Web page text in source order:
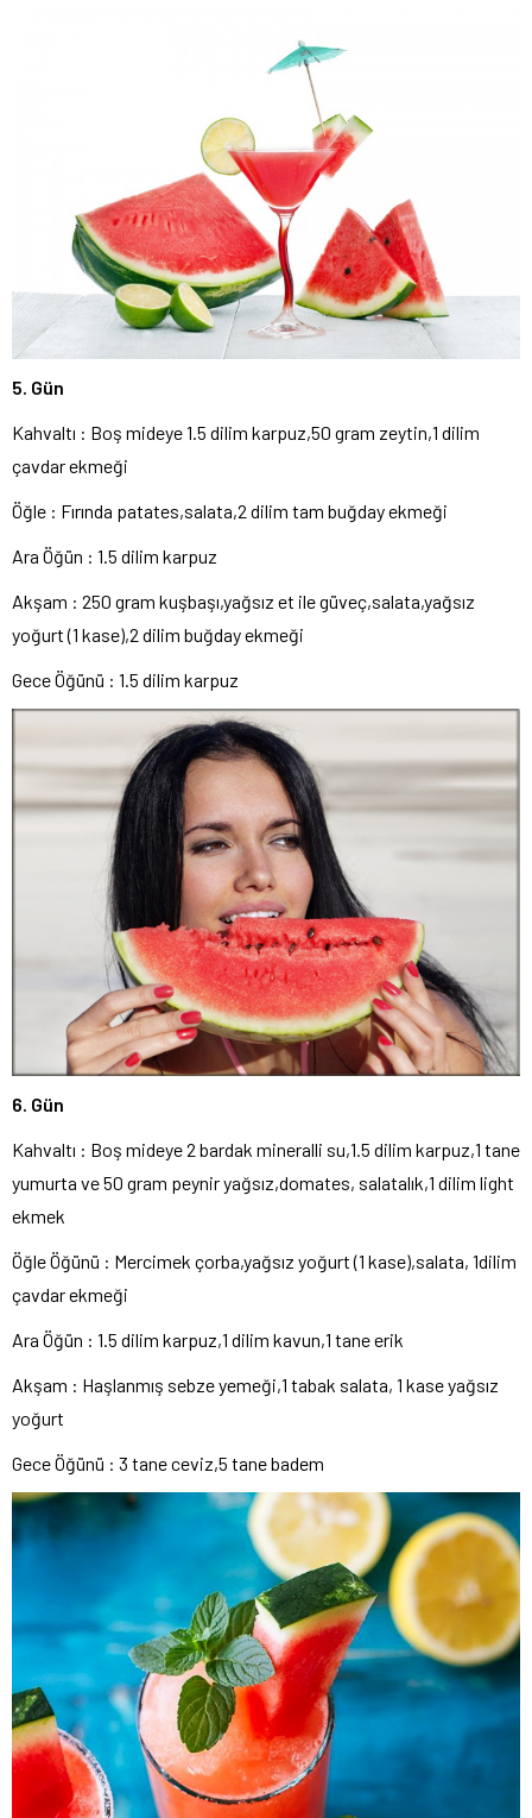
5. Gün
Kahvaltı : Boş mideye 1.5 dilim karpuz,50 gram zeytin,1 dilim
çavdar ekmeği
Öğle : Fırında patates,salata,2 dilim tam buğday ekmeği
Ara Öğün : 1.5 dilim karpuz
Akşam : 250 gram kuşbaşı,yağsız et ile güveç,salata,yağsız
yoğurt (1 kase),2 dilim buğday ekmeği
Gece Öğünü : 1.5 dilim karpuz
6. Gün
Kahvaltı : Boş mideye 2 bardak mineralli su,1.5 dilim karpuz,1 tane
yumurta ve 50 gram peynir yağsız,domates, salatalık,1 dilim light
ekmek
Öğle Öğünü : Mercimek çorba,yağsız yoğurt (1 kase),salata, 1dilim
çavdar ekmeği
Ara Öğün : 1.5 dilim karpuz,1 dilim kavun,1 tane erik
Akşam : Haşlanmış sebze yemeği,1 tabak salata, 1 kase yağsız
yoğurt
Gece Öğünü : 3 tane ceviz,5 tane badem